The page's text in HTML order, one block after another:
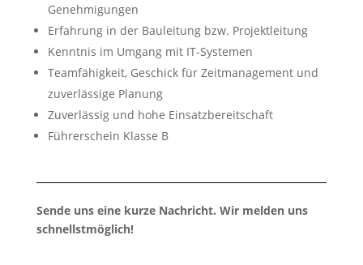
Genehmigungen
Erfahrung in der Bauleitung bzw. Projektleitung
Kenntnis im Umgang mit IT-Systemen
Teamfähigkeit, Geschick für Zeitmanagement und
zuverlässige Planung
Zuverlässig und hohe Einsatzbereitschaft
Führerschein Klasse B
Sende uns eine kurze Nachricht. Wir melden uns
schnellstmöglich!